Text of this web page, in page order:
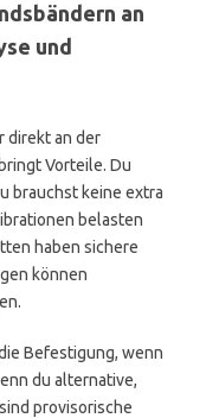
an
und
direkt an der
Vorteile. Du
brauchst keine extra
belasten
haben sichere
können
Befestigung, wenn
du alternative,
provisorische